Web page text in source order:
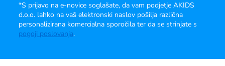
*S prijavo na e-novice soglašate, da vam podjetje AKIDS
d.o.o. lahko na vaš elektronski naslov pošilja različna
personalizirana komercialna sporočila ter da se strinjate s
pogoji poslovanja.